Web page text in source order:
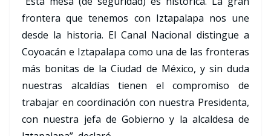
frontera que tenemos con Iztapalapa nos une
desde la historia. El Canal Nacional distingue a
Coyoacán e Iztapalapa como una de las fronteras
más bonitas de la Ciudad de México, y sin duda
nuestras alcaldías tienen el compromiso de
trabajar en coordinación con nuestra Presidenta,
con nuestra jefa de Gobierno y la alcaldesa de